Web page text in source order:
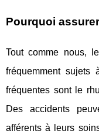
Pourquoi
Tout comme nous,
fréquemment
fréquentes sont le
Des accidents
afférents à leurs